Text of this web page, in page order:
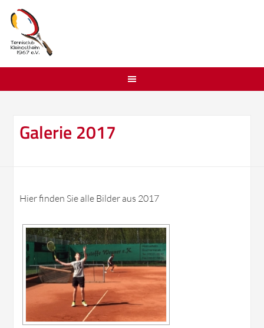
Galerie 2017
Hier finden Sie alle Bilder aus 2017